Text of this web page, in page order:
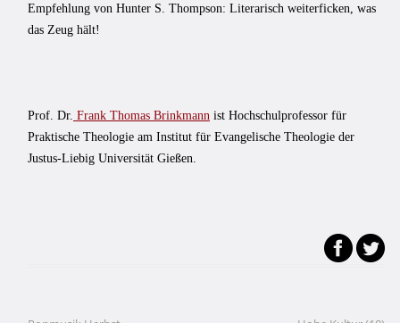
Empfehlung von Hunter S. Thompson: Literarisch weiterficken, was
das Zeug hält!
Prof. Dr. Frank Thomas Brinkmann ist Hochschulprofessor für
Praktische Theologie am Institut für Evangelische Theologie der
Justus-Liebig Universität Gießen.